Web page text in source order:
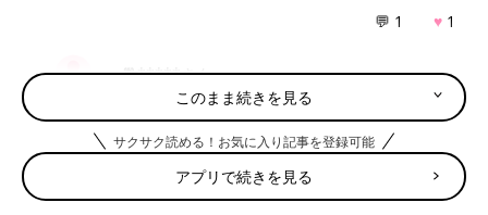
💬 1 ♥ 1
🐕*****さん
行きたいですよね😭✨ 私も関西住みです！笑 同じく車🚙
で行ける範囲かなと思ってて💦 温泉街いいですね🥹♨️✨ 素
敵です💕
このまま続きを見る
サクサク読める！お気に入り記事を登録可能
アプリで続きを見る